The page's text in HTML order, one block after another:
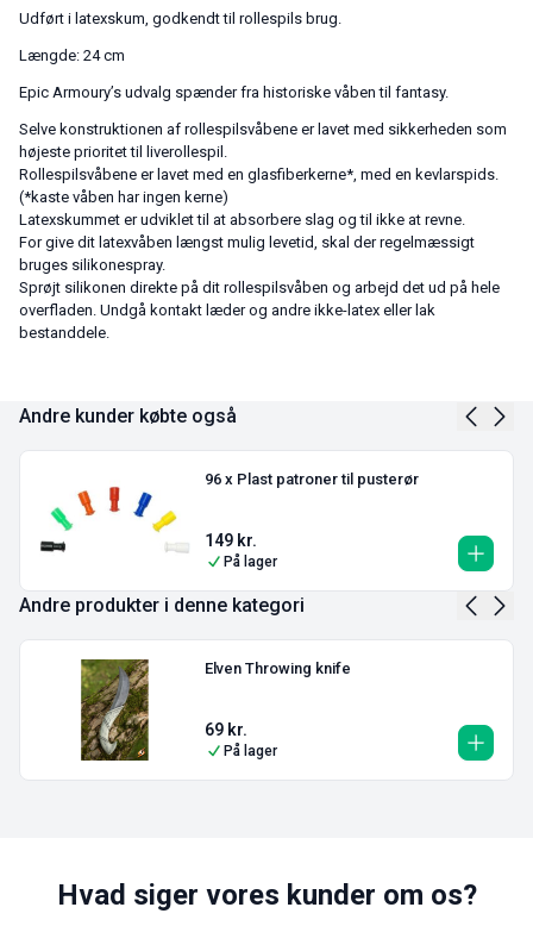
Udført i latexskum, godkendt til rollespils brug.
Længde: 24 cm
Epic Armoury’s udvalg spænder fra historiske våben til fantasy.
Selve konstruktionen af rollespilsvåbene er lavet med sikkerheden som
højeste prioritet til liverollespil.
Rollespilsvåbene er lavet med en glasfiberkerne*, med en kevlarspids.
(*kaste våben har ingen kerne)
Latexskummet er udviklet til at absorbere slag og til ikke at revne.
For give dit latexvåben længst mulig levetid, skal der regelmæssigt
bruges silikonespray.
Sprøjt silikonen direkte på dit rollespilsvåben og arbejd det ud på hele
overfladen. Undgå kontakt læder og andre ikke-latex eller lak
bestanddele.
Andre kunder købte også
96 x Plast patroner til pusterør
149 kr.
På lager
Andre produkter i denne kategori
Elven Throwing knife
69 kr.
På lager
Hvad siger vores kunder om os?